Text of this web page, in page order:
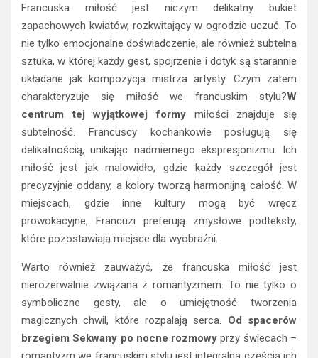
Francuska miłość jest niczym delikatny bukiet
zapachowych kwiatów, rozkwitający w ogrodzie uczuć. To
nie tylko emocjonalne doświadczenie, ale również subtelna
sztuka, w której każdy gest, spojrzenie i dotyk są starannie
układane jak kompozycja mistrza artysty. Czym zatem
charakteryzuje się miłość we francuskim stylu?W
centrum tej wyjątkowej formy miłości znajduje się
subtelność. Francuscy kochankowie posługują się
delikatnością, unikając nadmiernego ekspresjonizmu. Ich
miłość jest jak malowidło, gdzie każdy szczegół jest
precyzyjnie oddany, a kolory tworzą harmonijną całość. W
miejscach, gdzie inne kultury mogą być wręcz
prowokacyjne, Francuzi preferują zmysłowe podteksty,
które pozostawiają miejsce dla wyobraźni.
Warto również zauważyć, że francuska miłość jest
nierozerwalnie związana z romantyzmem. To nie tylko o
symboliczne gesty, ale o umiejętność tworzenia
magicznych chwil, które rozpalają serca.
Od spacerów
brzegiem Sekwany po nocne rozmowy przy świecach –